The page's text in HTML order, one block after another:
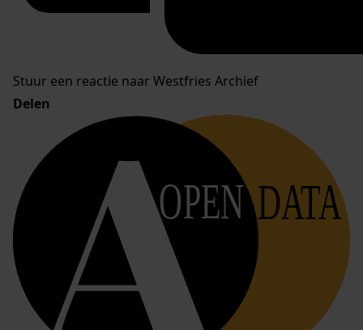
Stuur een reactie naar Westfries Archief
Delen
OPEN DATA